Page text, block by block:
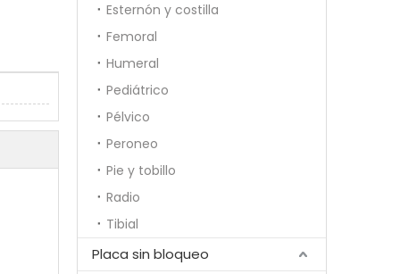
Esternón y costilla
Femoral
Humeral
Pediátrico
Pélvico
Peroneo
Pie y tobillo
Radio
Tibial
Placa sin bloqueo